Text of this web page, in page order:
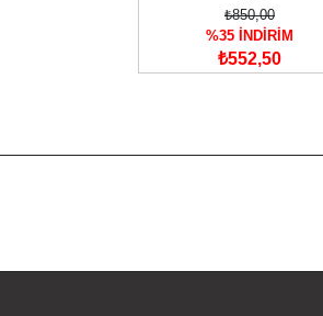
₺850,00
%35 İNDİRİM
₺552,50